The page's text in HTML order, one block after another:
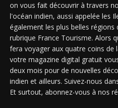
on vous fait découvrir à travers
l'océan indien, aussi appelée les
également les plus belles
rubrique France Tourisme. Alors
fera voyager aux quatre coins de
votre magazine digital gratuit
deux mois pour de nouvelles
indien et ailleurs. Suivez-nous
Et surtout, abonnez-vous à nos